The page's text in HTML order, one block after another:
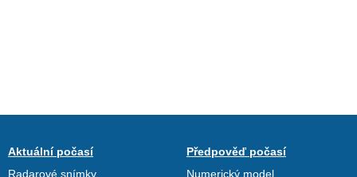
Aktuální počasí
Radarové snímky
Předpověď počasí
Numerický model